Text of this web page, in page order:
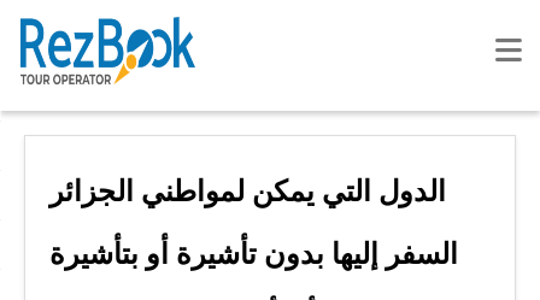
الدول التي يمكن لمواطني الجزائر
السفر إليها بدون تأشيرة أو بتأشيرة